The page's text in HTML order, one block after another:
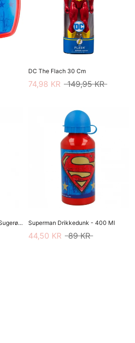
DC The Flach 30 Cm
74,98 KR 149,95 KR
Superman Drikkedunk Med Sugerør - 360 Ml Superman Drikkedunk - 400 Ml
44,50 KR 89 KR